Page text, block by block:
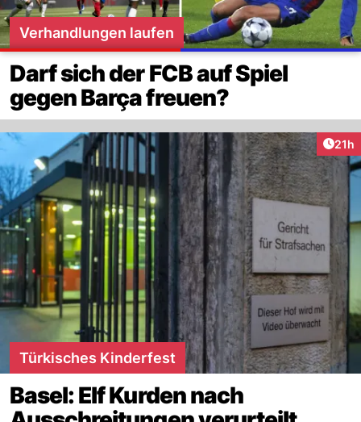
Verhandlungen laufen
Darf sich der FCB auf Spiel
gegen Barça freuen?
21h
Türkisches Kinderfest
Basel: Elf Kurden nach